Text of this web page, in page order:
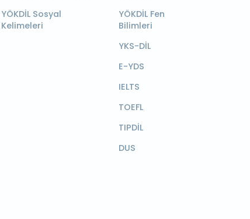
YÖKDİL Sosyal
Kelimeleri
YÖKDİL Fen
Bilimleri
YKS-DİL
E-YDS
IELTS
TOEFL
TIPDİL
DUS